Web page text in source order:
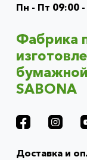
Пн - Пт 09:00
Фабрика
SABONA
Доставка и